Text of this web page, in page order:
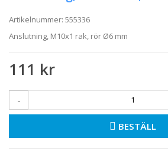
Artikelnummer: 555336
Anslutning, M10x1 rak, rör Ø6 mm
111 kr
-
BESTÄLL